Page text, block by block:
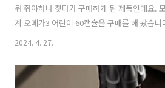
뭐 줘야하나 찾다가 구매하게 된 제품인데요.
계 오메가3 어린이 60캡슐을 구매를 해 봤습
되어있는데 차가운 남극해역의 30cm 이하 소
초임계 오메가3는 60캡슐이긴 한데 하루에 2
치네요. 이게 나이별로 나눠져 있었는데요. 3~7
2024. 4. 27.